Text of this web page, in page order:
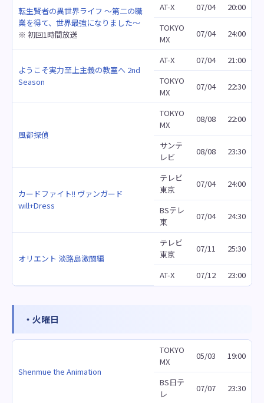
転生賢者の異世界ライフ ～第二の職
業を得て、世界最強になりました～
※ 初回1時間放送
AT-X 07/04
20:00
TOKYO
MX
07/04 24:00
ようこそ実力至上主義の教室へ 2nd
Season
AT-X 07/04
21:00
TOKYO
MX
07/04 22:30
風都探偵
TOKYO
MX
08/08 22:00
サンテ
レビ
08/08 23:30
カードファイト!! ヴァンガード
will+Dress
テレビ
東京
07/04 24:00
BSテレ
東
07/04 24:30
オリエント 淡路島激闘編
テレビ
東京
07/11 25:30
AT-X 07/12 23:00
・火曜日
Shenmue the Animation
TOKYO
MX
05/03 19:00
BS日テ
レ
07/07 23:30